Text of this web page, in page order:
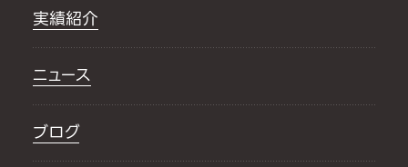
実績紹介
ニュース
ブログ